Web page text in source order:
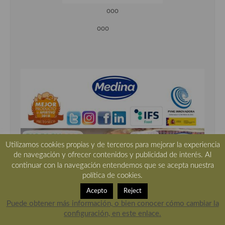
ooo
ooo
ooo
Utilizamos cookies propias y de terceros para mejorar la experiencia
de navegación y ofrecer contenidos y publicidad de interés. Al
continuar con la navegación entendemos que se acepta nuestra
política de cookies.
Acepto Reject
Puede obtener más información, o bien conocer cómo cambiar la
configuración, en este enlace.